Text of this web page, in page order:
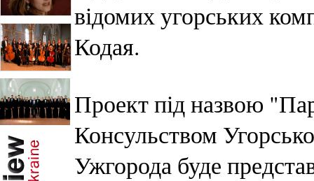
відомих угорських
Кодая.
Проект під назвою
Консульством
Ужгорода буде